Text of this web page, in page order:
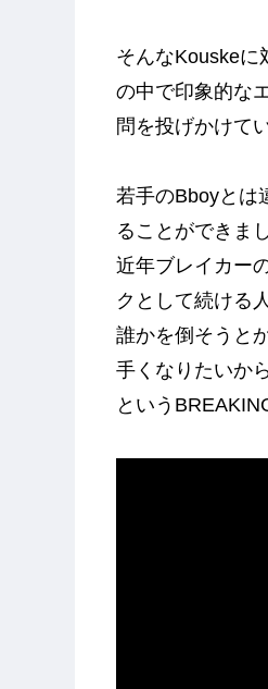
そんなKouskeに
の中で印象的な
問を投げかけて
若手のBboyとは
ることができま
近年ブレイカー
クとして続ける
誰かを倒そうと
手くなりたいか
という